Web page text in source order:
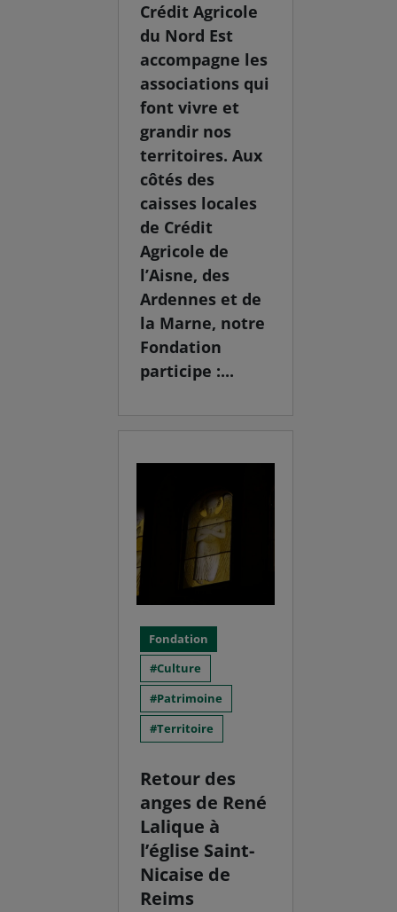
Crédit Agricole
du Nord Est
accompagne les
associations qui
font vivre et
grandir nos
territoires. Aux
côtés des
caisses locales
de Crédit
Agricole de
l’Aisne, des
Ardennes et de
la Marne, notre
Fondation
participe :...
Fondation
Culture
Patrimoine
Territoire
Retour des
anges de René
Lalique à
l’église Saint-
Nicaise de
Reims